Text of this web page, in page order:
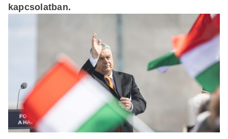
kapcsolatban.